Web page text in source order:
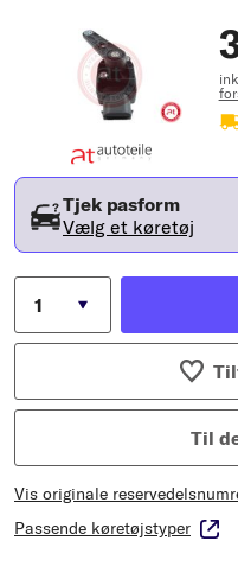
Tjek pasform
Vælg et køretøj
Til
Vis originale
Passende køretøjstyper